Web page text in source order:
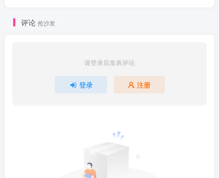
评论 抢沙发
请登录后发表评论
登录 注册